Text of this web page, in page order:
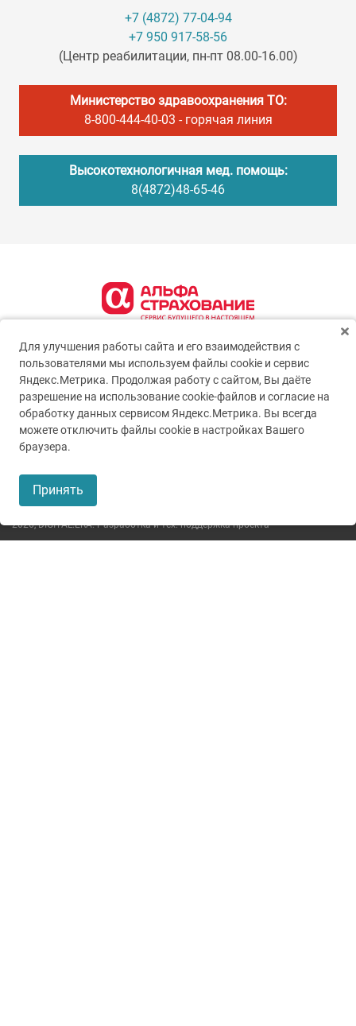
+7 (4872) 77-04-94
+7 950 917-58-56
(Центр реабилитации, пн-пт 08.00-16.00)
Министерство здравоохранения ТО:
8-800-444-40-03 - горячая линия
Высокотехнологичная мед. помощь:
8(4872)48-65-46
2026,DIGITAL.ERA. Разработка и тех. поддержка проекта
Для улучшения работы сайта и его взаимодействия с
пользователями мы используем файлы cookie и сервис
Яндекс.Метрика. Продолжая работу с сайтом, Вы даёте
разрешение на использование cookie-файлов и согласие на
обработку данных сервисом Яндекс.Метрика. Вы всегда
можете отключить файлы cookie в настройках Вашего
браузера.
Принять